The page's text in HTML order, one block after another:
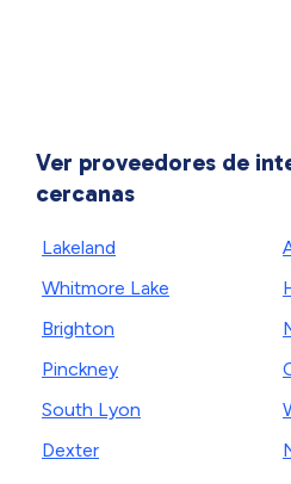
Ver proveedores de
cercanas
Lakeland
Whitmore Lake
Brighton
Pinckney
South Lyon
Dexter